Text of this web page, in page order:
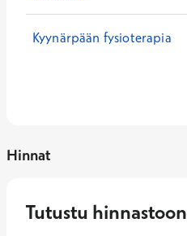
Kyynärpään fysioterapia
Hinnat
Tutustu hinnastoon